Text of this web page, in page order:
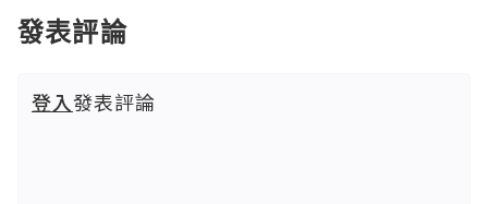
發表評論
登入發表評論